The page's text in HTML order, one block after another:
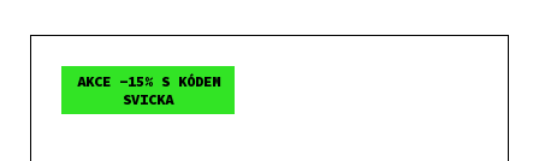
AKCE -15% S KÓDEM
SVICKA